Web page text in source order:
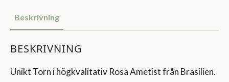
Beskrivning
BESKRIVNING
Unikt Torn i högkvalitativ Rosa Ametist från Brasilien.